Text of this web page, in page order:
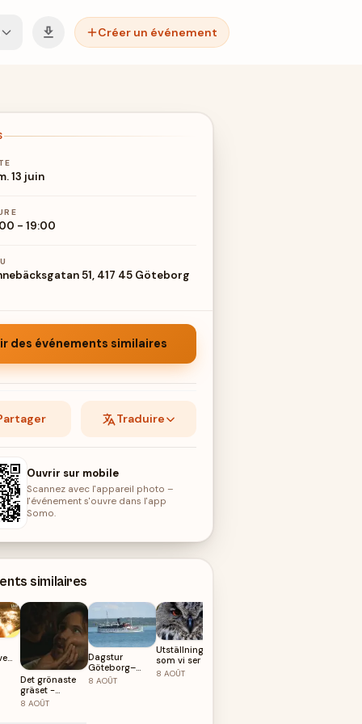
Créer un événement
13 juin
- 19:00
51, 417 45 Göteborg
des événements similaires
Traduire
Ouvrir sur mobile
Scannez avec l'appareil photo –
l'événement s'ouvre dans l'app
Somo.
similaires
Det grönaste
gräset -
Premiär
8 AOÛT
Dagstur
Göteborg–
Marstrand ToR
8 AOÛT
Utställning: Så
som vi ser det
8 AOÛT